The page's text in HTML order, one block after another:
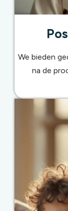
We bieden
na de